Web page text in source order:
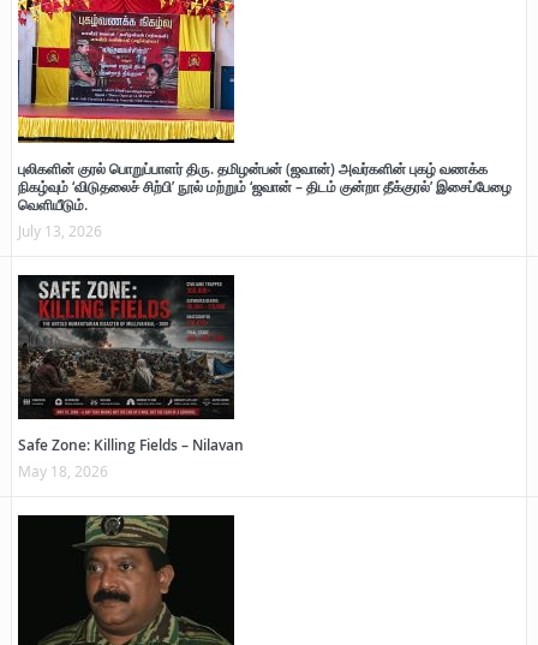
புலிகளின் குரல் பொறுப்பாளர் திரு. தமிழன்பன் (ஜவான்) அவர்களின் புகழ் வணக்க
நிகழ்வும் ‘விடுதலைச் சிற்பி’ நூல் மற்றும் ‘ஜவான் – திடம் குன்றா தீக்குரல்’ இசைப்பேழை
வெளியீடும்.
July 13, 2026
Safe Zone: Killing Fields – Nilavan
May 18, 2026